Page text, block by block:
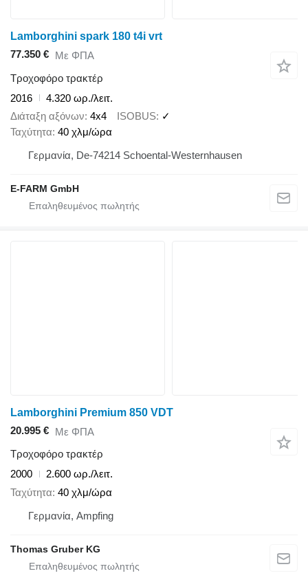
Lamborghini spark 180 t4i vrt
77.350 € Με ΦΠΑ
Τροχοφόρο τρακτέρ
2016
4.320 ωρ./λειτ.
Διάταξη αξόνων 4x4 ISOBUS ✓
Ταχύτητα 40 χλμ/ώρα
Γερμανία, De-74214 Schoental-Westernhausen
E-FARM GmbH
Lamborghini Premium 850 VDT
20.995 € Με ΦΠΑ
Τροχοφόρο τρακτέρ
2000
2.600 ωρ./λειτ.
Ταχύτητα 40 χλμ/ώρα
Γερμανία, Ampfing
Thomas Gruber KG